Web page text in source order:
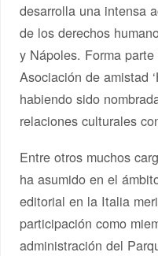
desarrolla una intensa
de los derechos
y Nápoles. Forma
Asociación de amistad
habiendo sido
relaciones culturales
Entre otros muchos
ha asumido en el
editorial en la Italia
participación como
administración del